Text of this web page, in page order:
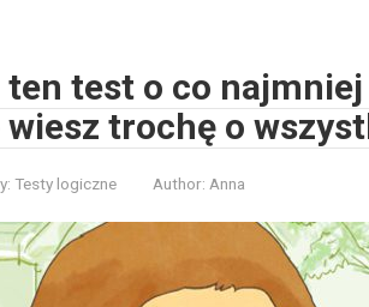
test o co najmniej
wiesz trochę o
Testy logiczne Author: Anna